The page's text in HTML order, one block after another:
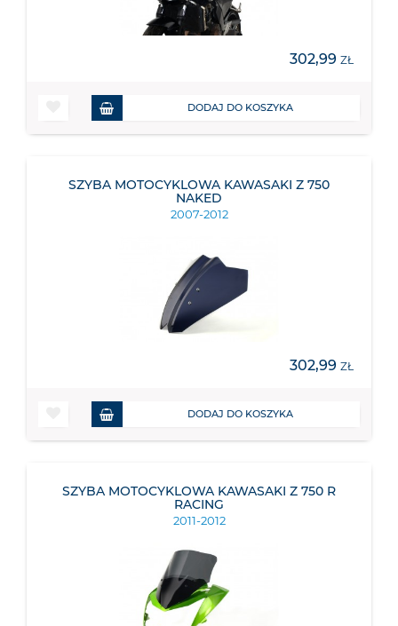
302,99 ZŁ
DODAJ DO KOSZYKA
SZYBA MOTOCYKLOWA KAWASAKI Z 750
NAKED
2007-2012
302,99 ZŁ
DODAJ DO KOSZYKA
SZYBA MOTOCYKLOWA KAWASAKI Z 750 R
RACING
2011-2012